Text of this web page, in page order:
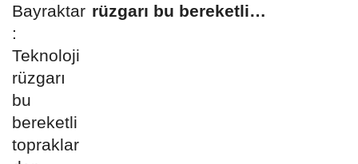
rüzgarı bu bereketli